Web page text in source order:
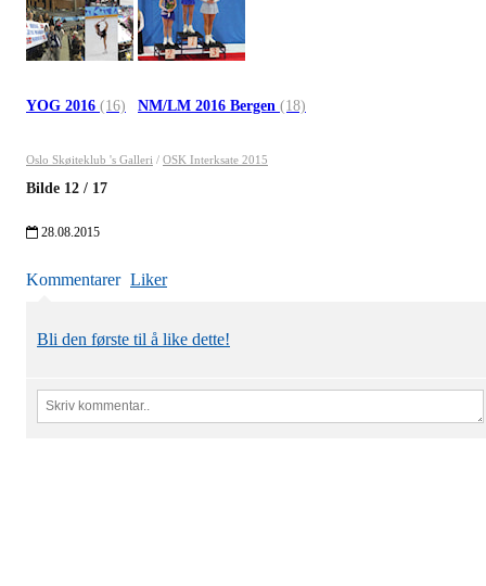
YOG 2016 (16) NM/LM 2016 Bergen (18)
Oslo Skøiteklub 's Galleri / OSK Interksate 2015
Bilde 12 / 17
28.08.2015
Kommentarer Liker
Bli den første til å like dette!